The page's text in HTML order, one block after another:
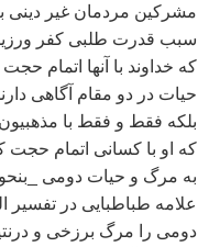
مشرکين مردمان غير دينی
سبب قدرت طلبی کفر
که خداوند با آنها اتمام
حيات در دو مقام آگاهی
بلکه فقط و فقط با
که او با کسانی اتمام حجت
به مرگ و حيات دومی
علامه طباطبايی در
دومی را مرگ برزخی و